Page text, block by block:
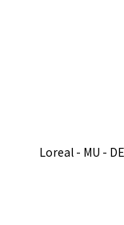
Loreal - MU -